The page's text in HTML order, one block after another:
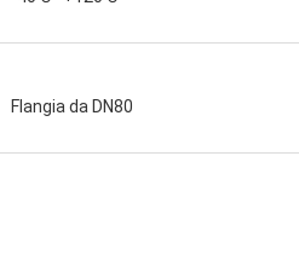
Flangia da DN80